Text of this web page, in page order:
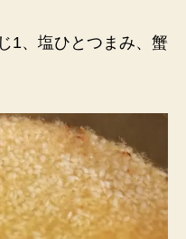
1、塩ひとつまみ、蟹